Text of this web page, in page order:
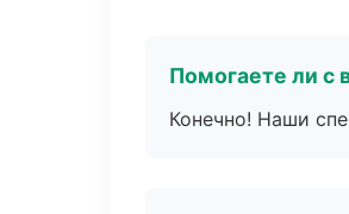
Помогаете ли с
Конечно! Наши